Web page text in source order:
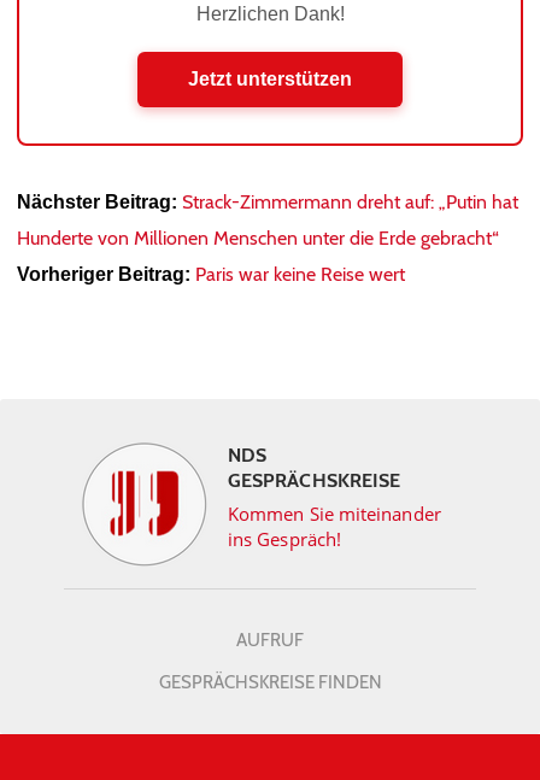
Herzlichen Dank!
Jetzt unterstützen
Nächster Beitrag: Strack-Zimmermann dreht auf: „Putin hat
Hunderte von Millionen Menschen unter die Erde gebracht“
Vorheriger Beitrag: Paris war keine Reise wert
NDS
GESPRÄCHSKREISE
Kommen Sie miteinander
ins Gespräch!
AUFRUF
GESPRÄCHSKREISE FINDEN